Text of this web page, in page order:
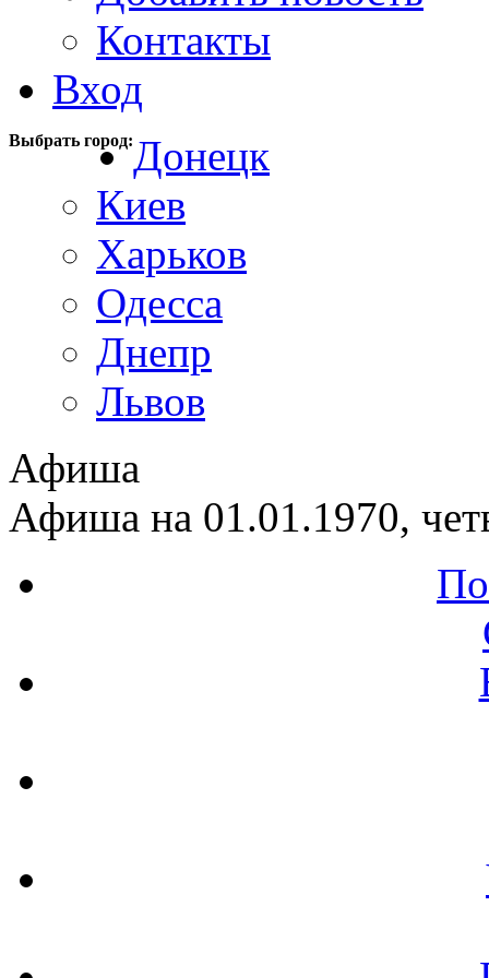
Контакты
Вход
Выбрать город:Донецк
Киев
Харьков
Одесса
Днепр
Львов
Афиша
Афиша на 01.01.1970,